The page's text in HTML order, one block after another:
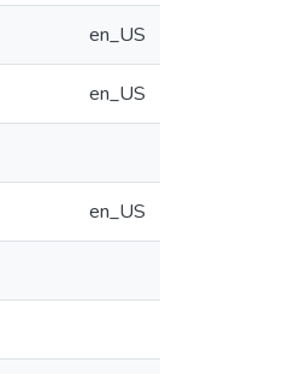
en_US
en_US
en_US